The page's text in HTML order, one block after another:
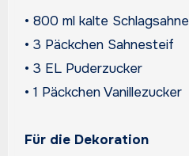
• 800 ml kalte Schlagsahne
• 3 Päckchen Sahnesteif
• 3 EL Puderzucker
• 1 Päckchen Vanillezucker
Für die Dekoration